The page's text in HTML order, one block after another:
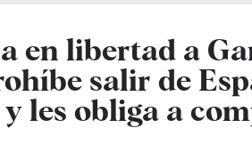
en libertad a
salir de
les obliga a